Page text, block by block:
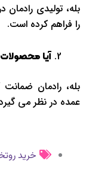
بله، تولیدی
را فراهم کرده است.
آیا
بله، رادمان
عمده در نظر می
خرید